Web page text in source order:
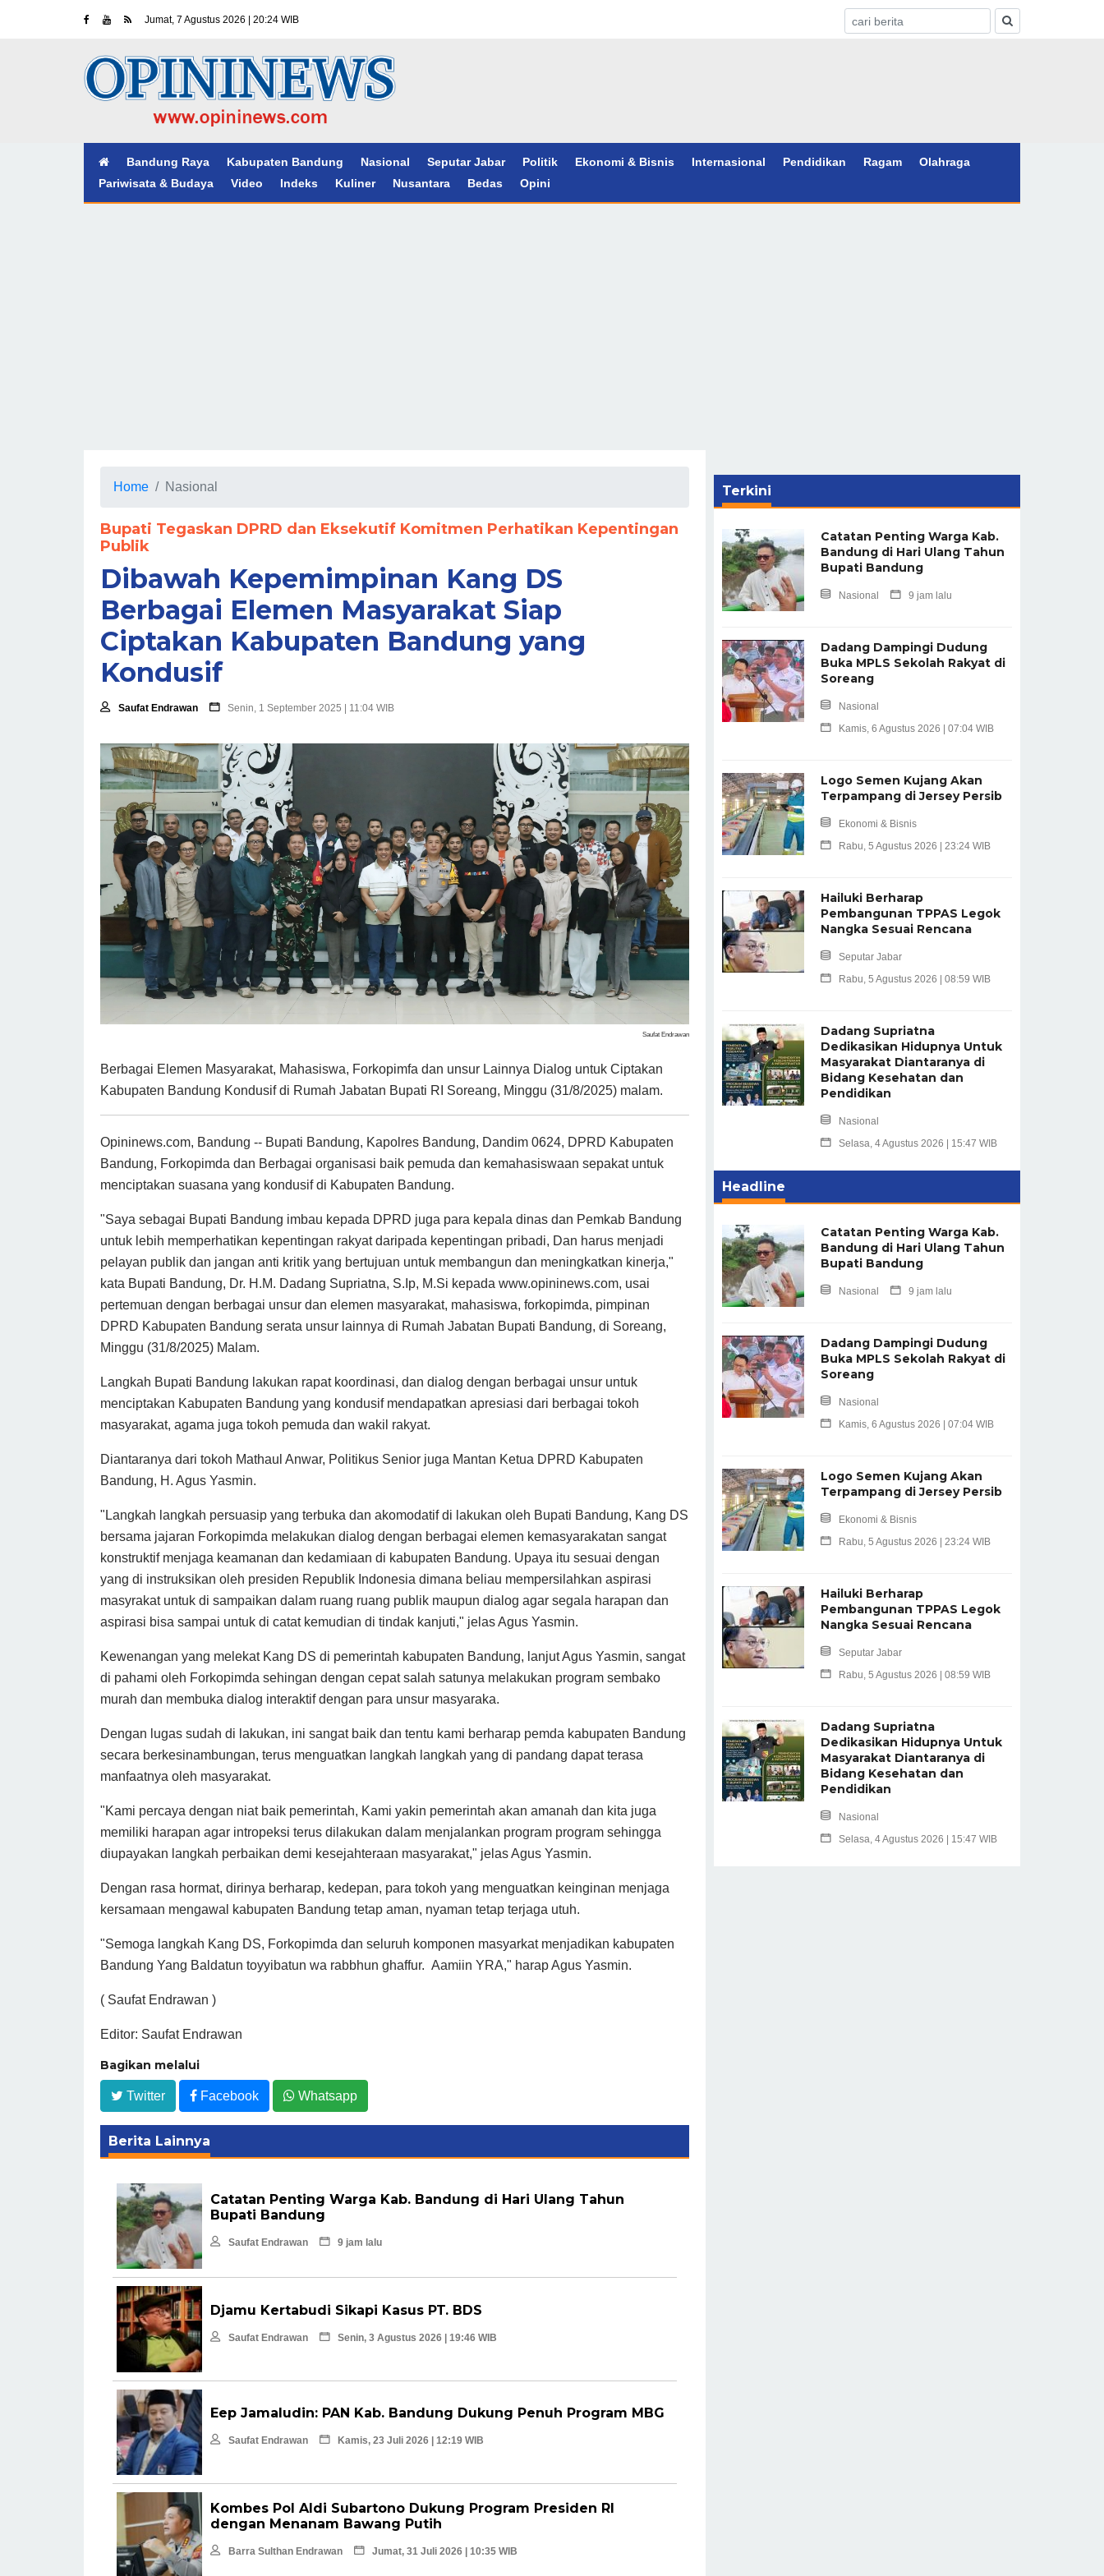
Jumat, 7 Agustus 2026 | 20:24 WIB
Bandung Raya Kabupaten Bandung Nasional Seputar Jabar Politik Ekonomi & Bisnis Internasional Pendidikan Ragam
Olahraga
Pariwisata & Budaya
Video Indeks Kuliner Nusantara Bedas Opini
Home Nasional
Bupati Tegaskan DPRD dan Eksekutif Komitmen Perhatikan Kepentingan
Publik
Dibawah Kepemimpinan Kang DS
Berbagai Elemen Masyarakat Siap
Ciptakan Kabupaten Bandung yang
Kondusif
Saufat Endrawan Senin, 1 September 2025 | 11:04 WIB
Saufat Endrawan
Berbagai Elemen Masyarakat, Mahasiswa, Forkopimfa dan unsur Lainnya Dialog untuk Ciptakan
Kabupaten Bandung Kondusif di Rumah Jabatan Bupati RI Soreang, Minggu (31/8/2025) malam.
Opininews.com, Bandung -- Bupati Bandung, Kapolres Bandung, Dandim 0624, DPRD Kabupaten
Bandung, Forkopimda dan Berbagai organisasi baik pemuda dan kemahasiswaan sepakat untuk
menciptakan suasana yang kondusif di Kabupaten Bandung.
"Saya sebagai Bupati Bandung imbau kepada DPRD juga para kepala dinas dan Pemkab Bandung
untuk lebih memperhatikan kepentingan rakyat daripada kepentingan pribadi, Dan harus menjadi
pelayan publik dan jangan anti kritik yang bertujuan untuk membangun dan meningkatkan kinerja,"
kata Bupati Bandung, Dr. H.M. Dadang Supriatna, S.Ip, M.Si kepada www.opininews.com, usai
pertemuan dengan berbagai unsur dan elemen masyarakat, mahasiswa, forkopimda, pimpinan
DPRD Kabupaten Bandung serata unsur lainnya di Rumah Jabatan Bupati Bandung, di Soreang,
Minggu (31/8/2025) Malam.
Langkah Bupati Bandung lakukan rapat koordinasi, dan dialog dengan berbagai unsur untuk
menciptakan Kabupaten Bandung yang kondusif mendapatkan apresiasi dari berbagai tokoh
masyarakat, agama juga tokoh pemuda dan wakil rakyat.
Diantaranya dari tokoh Mathaul Anwar, Politikus Senior juga Mantan Ketua DPRD Kabupaten
Bandung, H. Agus Yasmin.
"Langkah langkah persuasip yang terbuka dan akomodatif di lakukan oleh Bupati Bandung, Kang DS
bersama jajaran Forkopimda melakukan dialog dengan berbagai elemen kemasyarakatan sangat
konstruktif menjaga keamanan dan kedamiaan di kabupaten Bandung. Upaya itu sesuai dengan
yang di instruksikan oleh presiden Republik Indonesia dimana beliau mempersilahkan aspirasi
masyrakat untuk di sampaikan dalam ruang ruang publik maupun dialog agar segala harapan dan
aspirasi bisa sampai untuk di catat kemudian di tindak kanjuti," jelas Agus Yasmin.
Kewenangan yang melekat Kang DS di pemerintah kabupaten Bandung, lanjut Agus Yasmin, sangat
di pahami oleh Forkopimda sehingan dengan cepat salah satunya melakukan program sembako
murah dan membuka dialog interaktif dengan para unsur masyaraka.
Dengan lugas sudah di lakukan, ini sangat baik dan tentu kami berharap pemda kabupaten Bandung
secara berkesinambungan, terus menguatkan langkah langkah yang di pandang dapat terasa
manfaatnya oleh masyarakat.
"Kami percaya dengan niat baik pemerintah, Kami yakin pemerintah akan amanah dan kita juga
memiliki harapan agar intropeksi terus dilakukan dalam menjalankan program program sehingga
diupayakan langkah perbaikan demi kesejahteraan masyarakat," jelas Agus Yasmin.
Dengan rasa hormat, dirinya berharap, kedepan, para tokoh yang menguatkan keinginan menjaga
kersamaan mengawal kabupaten Bandung tetap aman, nyaman tetap terjaga utuh.
"Semoga langkah Kang DS, Forkopimda dan seluruh komponen masyarkat menjadikan kabupaten
Bandung Yang Baldatun toyyibatun wa rabbhun ghaffur. Aamiin YRA," harap Agus Yasmin.
( Saufat Endrawan )
Editor: Saufat Endrawan
Bagikan melalui
Twitter Facebook Whatsapp
Berita Lainnya
Catatan Penting Warga Kab. Bandung di Hari Ulang Tahun
Bupati Bandung
Saufat Endrawan 9 jam lalu
Djamu Kertabudi Sikapi Kasus PT. BDS
Saufat Endrawan Senin, 3 Agustus 2026 | 19:46 WIB
Eep Jamaludin: PAN Kab. Bandung Dukung Penuh Program MBG
Saufat Endrawan Kamis, 23 Juli 2026 | 12:19 WIB
Kombes Pol Aldi Subartono Dukung Program Presiden RI
dengan Menanam Bawang Putih
Barra Sulthan Endrawan Jumat, 31 Juli 2026 | 10:35 WIB
Terkini
Catatan Penting Warga Kab.
Bandung di Hari Ulang Tahun
Bupati Bandung
Nasional 9 jam lalu
Dadang Dampingi Dudung
Buka MPLS Sekolah Rakyat di
Soreang
Nasional
Kamis, 6 Agustus 2026 | 07:04 WIB
Logo Semen Kujang Akan
Terpampang di Jersey Persib
Ekonomi & Bisnis
Rabu, 5 Agustus 2026 | 23:24 WIB
Hailuki Berharap
Pembangunan TPPAS Legok
Nangka Sesuai Rencana
Seputar Jabar
Rabu, 5 Agustus 2026 | 08:59 WIB
Dadang Supriatna
Dedikasikan Hidupnya Untuk
Masyarakat Diantaranya di
Bidang Kesehatan dan
Pendidikan
Nasional
Selasa, 4 Agustus 2026 | 15:47 WIB
Headline
Catatan Penting Warga Kab.
Bandung di Hari Ulang Tahun
Bupati Bandung
Nasional 9 jam lalu
Dadang Dampingi Dudung
Buka MPLS Sekolah Rakyat di
Soreang
Nasional
Kamis, 6 Agustus 2026 | 07:04 WIB
Logo Semen Kujang Akan
Terpampang di Jersey Persib
Ekonomi & Bisnis
Rabu, 5 Agustus 2026 | 23:24 WIB
Hailuki Berharap
Pembangunan TPPAS Legok
Nangka Sesuai Rencana
Seputar Jabar
Rabu, 5 Agustus 2026 | 08:59 WIB
Dadang Supriatna
Dedikasikan Hidupnya Untuk
Masyarakat Diantaranya di
Bidang Kesehatan dan
Pendidikan
Nasional
Selasa, 4 Agustus 2026 | 15:47 WIB